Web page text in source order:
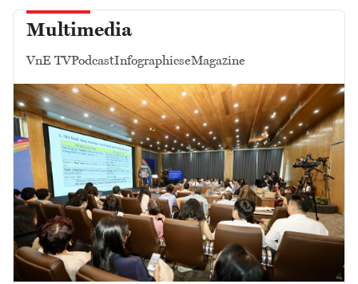
Multimedia
VnE TVPodcastInfographicseMagazine